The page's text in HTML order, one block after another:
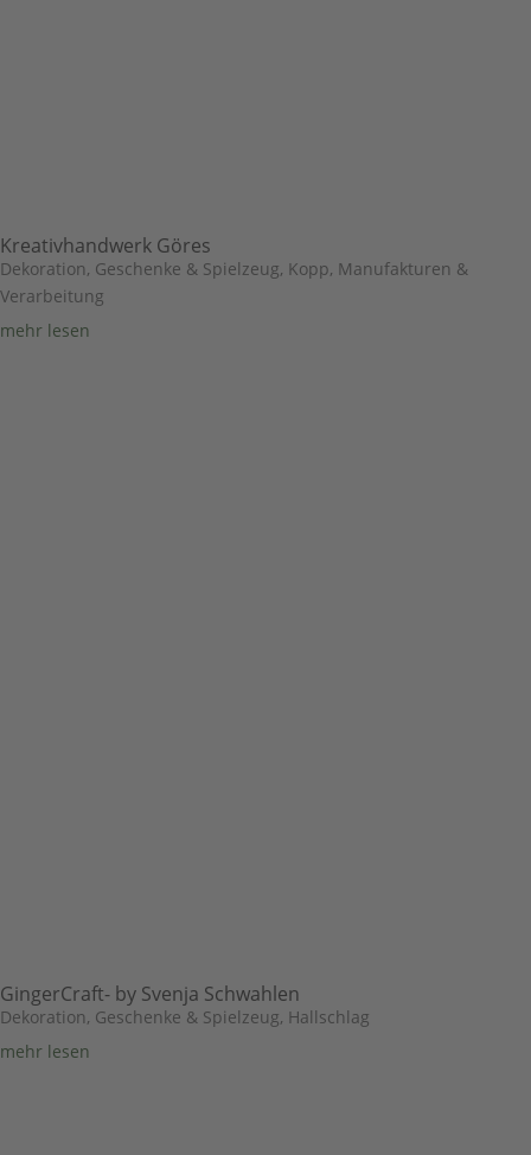
Kreativhandwerk Göres
Dekoration, Geschenke & Spielzeug, Kopp, Manufakturen &
Verarbeitung
mehr lesen
GingerCraft- by Svenja Schwahlen
Dekoration, Geschenke & Spielzeug, Hallschlag
mehr lesen